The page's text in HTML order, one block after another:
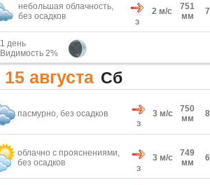
небольшая облачность,
без осадков
З
2 м/с
751
мм
1 день
Видимость 2%
15 августа Сб
пасмурно, без осадков
З
3 м/с
750
мм
облачно с прояснениями,
без осадков
З
3 м/с
749
мм